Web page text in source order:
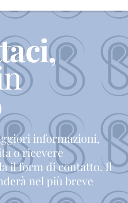
informazioni,
o ricevere
il form di contatto. Il
nel più breve